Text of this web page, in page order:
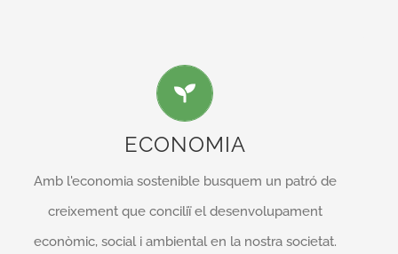
ECONOMIA
Amb l'economia sostenible busquem un patró de
creixement que conciliï el desenvolupament
econòmic, social i ambiental en la nostra societat.
Intentem fomentar un consum responsable amb
l’objectiu d’aconseguir un desenvolupament de
qualitat per les generacions futures, sense